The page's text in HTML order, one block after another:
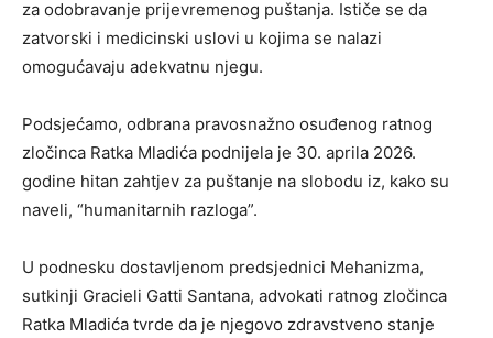
za odobravanje prijevremenog puštanja. Ističe se da
zatvorski i medicinski uslovi u kojima se nalazi
omogućavaju adekvatnu njegu.
Podsjećamo, odbrana pravosnažno osuđenog ratnog
zločinca Ratka Mladića podnijela je 30. aprila 2026.
godine hitan zahtjev za puštanje na slobodu iz, kako su
naveli, “humanitarnih razloga”.
U podnesku dostavljenom predsjednici Mehanizma,
sutkinji Gracieli Gatti Santana, advokati ratnog zločinca
Ratka Mladića tvrde da je njegovo zdravstveno stanje